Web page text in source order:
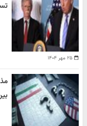
۲۵ مهر ۱۴۰۴